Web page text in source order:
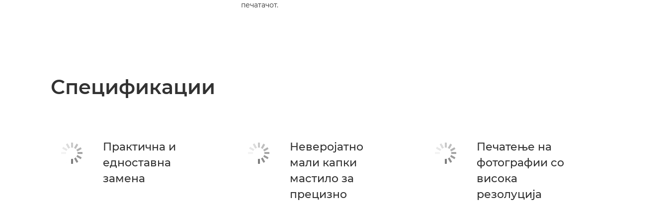
печатачот.
Спецификации
Практична и
едноставна
замена
Неверојатно
мали капки
мастило за
прецизно
Печатење на
фотографии со
висока
резолуција